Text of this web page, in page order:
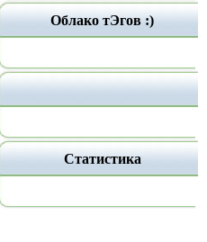
Облако тЭгов :)
Статистика